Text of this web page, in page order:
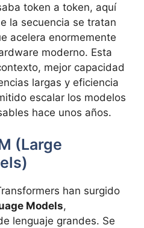
token a token, aquí
la secuencia se tratan
acelera enormemente
moderno. Esta
mejor capacidad
largas y eficiencia
escalar los modelos
hace unos años.
(Large
han surgido
Models,
lenguaje grandes. Se